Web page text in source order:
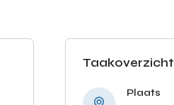
Taakoverzicht
Plaats